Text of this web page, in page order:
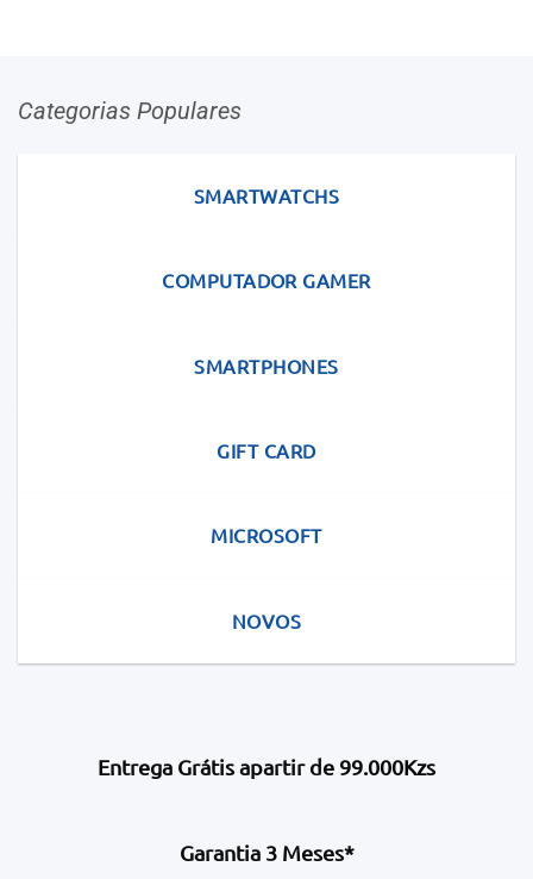
Categorias Populares
SMARTWATCHS
COMPUTADOR GAMER
SMARTPHONES
GIFT CARD
MICROSOFT
NOVOS
Entrega Grátis apartir de 99.000Kzs
Garantia 3 Meses*